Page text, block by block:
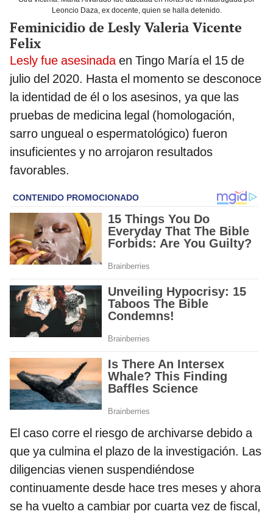
Leoncio Daza, ex docente, quien se halla detenido.
Feminicidio de Lesly Valeria Vicente
Felix
Lesly fue asesinada en Tingo María el 15 de
julio del 2020. Hasta el momento se desconoce
la identidad de él o los asesinos, ya que las
pruebas de medicina legal (homologación,
sarro ungueal o espermatológico) fueron
insuficientes y no arrojaron resultados
favorables.
El caso corre el riesgo de archivarse debido a
que ya culmina el plazo de la investigación. Las
diligencias vienen suspendiéndose
continuamente desde hace tres meses y ahora
se ha vuelto a cambiar por cuarta vez de fiscal,